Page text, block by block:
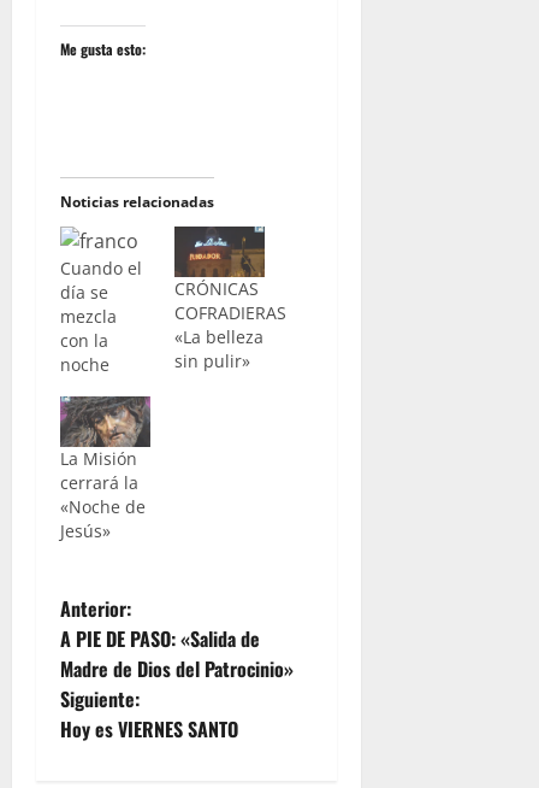
Me gusta esto:
Noticias relacionadas
Cuando el
día se
mezcla
con la
noche
CRÓNICAS
COFRADIERAS
«La belleza
sin pulir»
La Misión
cerrará la
«Noche de
Jesús»
N
a
v
Anterior:
A PIE DE PASO: «Salida de
Madre de Dios del Patrocinio»
Siguiente:
Hoy es VIERNES SANTO